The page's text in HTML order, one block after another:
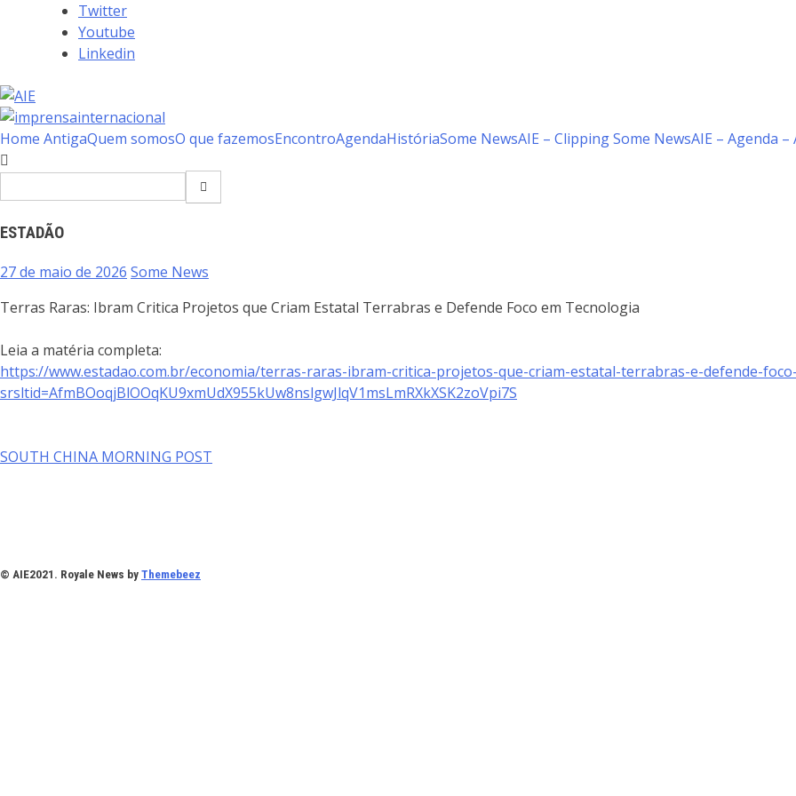
Twitter
Youtube
Linkedin
Home AntigaQuem somosO que fazemosEncontroAgendaHistóriaSome NewsAIE – Clipping Some NewsAIE – Agenda –
ESTADÃO
27 de maio de 2026 Some News
Terras Raras: Ibram Critica Projetos que Criam Estatal Terrabras e Defende Foco em Tecnologia
Leia a matéria completa:
https://www.estadao.com.br/economia/terras-raras-ibram-critica-projetos-que-criam-estatal-terrabras-e-defende-
srsltid=AfmBOoqjBlOOqKU9xmUdX955kUw8nslgwJlqV1msLmRXkXSK2zoVpi7S
SOUTH CHINA MORNING POST
© AIE2021. Royale News by Themebeez